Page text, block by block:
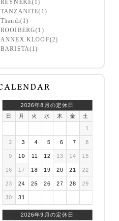
REYNEKE(1)
TANZANITE(1)
Thandi(1)
ROOIBERG(1)
ANNEX KLOOF(2)
BARISTA(1)
2026年8月の定休日
日
月 火 水 木 金 土
1
2 3 4 5 6 7 8
9 10 11 12 13 14 15
16 17 18 19 20 21 22
23 24 25 26 27 28 29
30 31
2026年9月の定休日